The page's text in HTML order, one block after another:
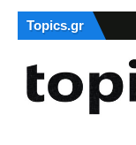
Topics.gr